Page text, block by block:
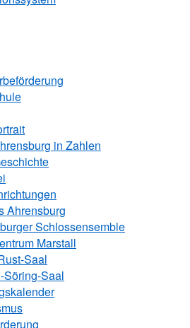
in Zahlen
Ahrensburg
Schlossensemble
Marstall
Saal
Söring-Saal